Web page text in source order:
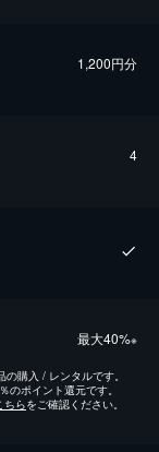
1,200円分
4
最⼤40%※
購入 / レンタルです。
ポイント還元です。
ちらをご確認ください。